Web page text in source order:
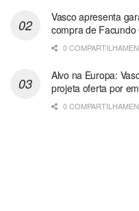
Vasco apresenta
compra de Facundo
0
Alvo na Europa:
projeta oferta por
0